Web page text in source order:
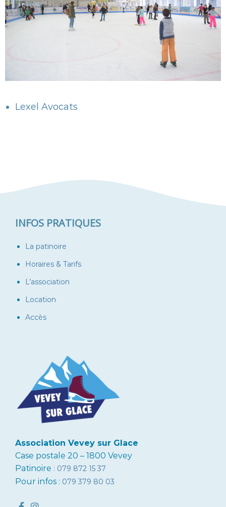
Lexel Avocats
INFOS PRATIQUES
La patinoire
Horaires & Tarifs
L’association
Location
Accès
Association Vevey sur Glace
Case postale 20 – 1800 Vevey
Patinoire : 079 872 15 37
Pour infos : 079 379 80 03